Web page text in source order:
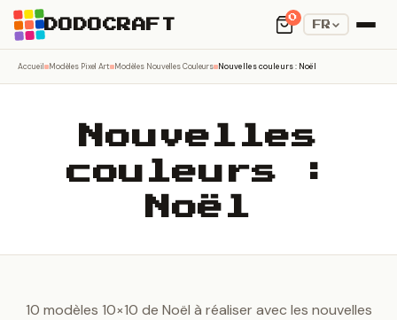
DODOCRAFT
0
FR
Accueil Modèles Pixel Art Modèles Nouvelles Couleurs Nouvelles couleurs : Noël
Nouvelles
couleurs :
Noël
10 modèles 10×10 de Noël à réaliser avec les nouvelles